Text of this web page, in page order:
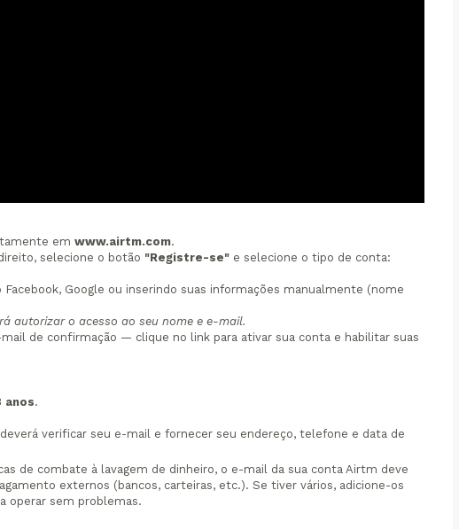
em www.airtm.com.
selecione o botão "Registre-se" e selecione o tipo de conta:
Facebook, Google ou inserindo suas informações manualmente (nome
autorizar o acesso ao seu nome e e-mail.
de confirmação — clique no link para ativar sua conta e habilitar suas
anos.
verificar seu e-mail e fornecer seu endereço, telefone e data de
de combate à lavagem de dinheiro, o e-mail da sua conta Airtm deve
externos (bancos, carteiras, etc.). Se tiver vários, adicione-os
operar sem problemas.